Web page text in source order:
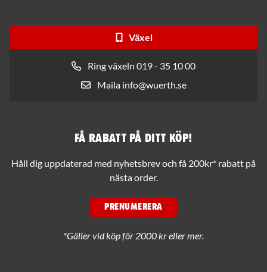
Växel
Ring växeln 019 - 35 10 00
Maila info@wuerth.se
Få rabatt på ditt köp!
Håll dig uppdaterad med nyhetsbrev och få 200kr* rabatt på
nästa order.
PRENUMERERA
*Gäller vid köp för 2000 kr eller mer.